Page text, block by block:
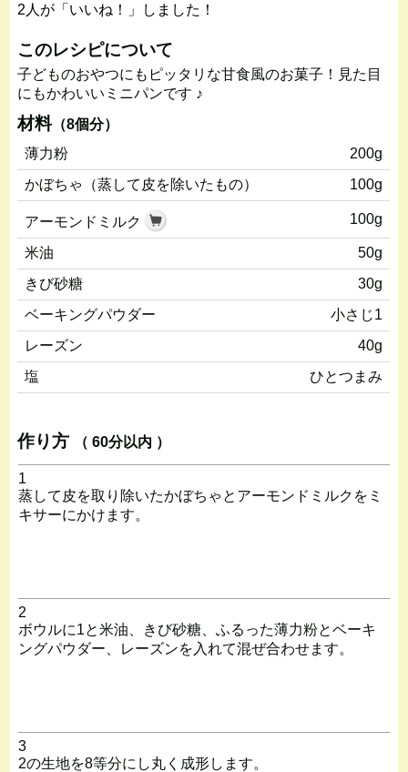
2人 が「いいね！」しました！
このレシピについて
子どものおやつにもピッタリな甘食風のお菓子！見た目
にもかわいいミニパンです ♪
材料（8個分）
薄力粉
200g
かぼちゃ（蒸して皮を除いたもの）
100g
アーモンドミルク 100g
米油
50g
きび砂糖
30g
ベーキングパウダー
小さじ1
レーズン
40g
塩
ひとつまみ
作り方 （ 60分以内 ）
1
蒸して皮を取り除いたかぼちゃとアーモンドミルクをミ
キサーにかけます。
2
ボウルに1と米油、きび砂糖、ふるった薄力粉とベーキ
ングパウダー、レーズンを入れて混ぜ合わせます。
3
2の生地を8等分にし丸く成形します。